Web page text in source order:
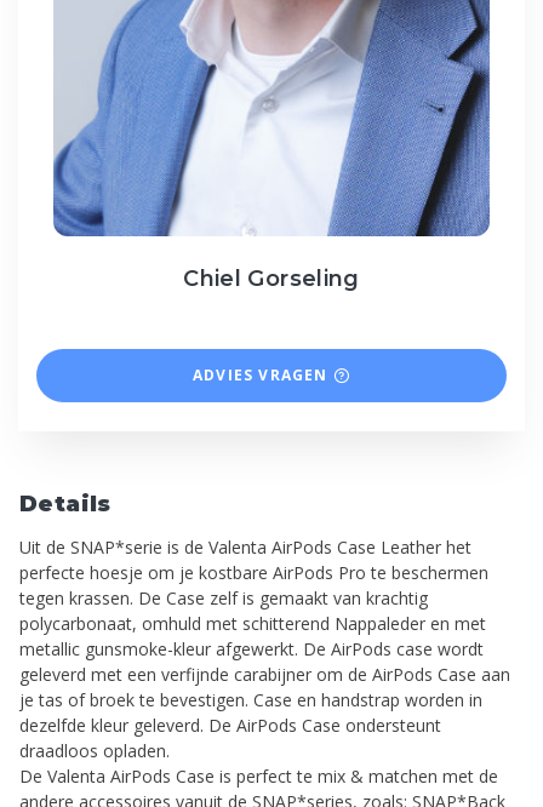
Chiel Gorseling
ADVIES VRAGEN
Details
Uit de SNAP*serie is de Valenta AirPods Case Leather het
perfecte hoesje om je kostbare AirPods Pro te beschermen
tegen krassen. De Case zelf is gemaakt van krachtig
polycarbonaat, omhuld met schitterend Nappaleder en met
metallic gunsmoke-kleur afgewerkt. De AirPods case wordt
geleverd met een verfijnde carabijner om de AirPods Case aan
je tas of broek te bevestigen. Case en handstrap worden in
dezelfde kleur geleverd. De AirPods Case ondersteunt
draadloos opladen.
De Valenta AirPods Case is perfect te mix & matchen met de
andere accessoires vanuit de SNAP*series, zoals: SNAP*Back